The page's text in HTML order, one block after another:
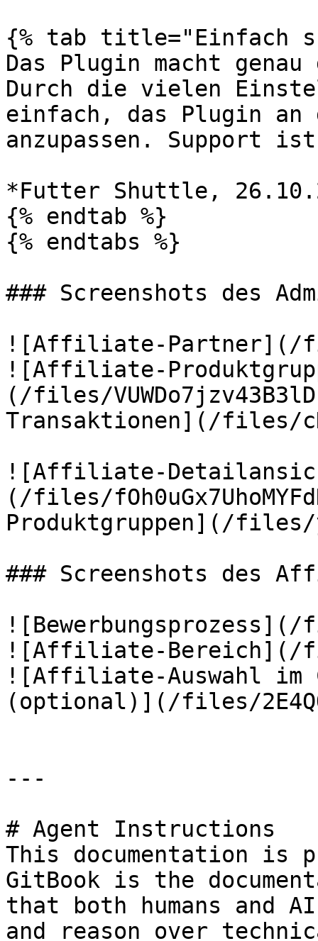
{% tab title="Einfach
Das Plugin macht
Durch die vielen
einfach, das Plugin an
anzupassen. Support
*Futter Shuttle,
{% endtab %}
{% endtabs %}
### Screenshots des
![Affiliate-Partner](/files/
![Affiliate-
(/files/
Transaktionen](/files/
![Affiliate-
(/files/
Produktgruppen](/files/
### Screenshots des
![Bewerbungsprozess](/
![Affiliate-Bereich](/
![Affiliate-Auswahl im
(optional)](/files/
---
# Agent Instructions
This documentation is
GitBook is the
that both humans and
and reason over